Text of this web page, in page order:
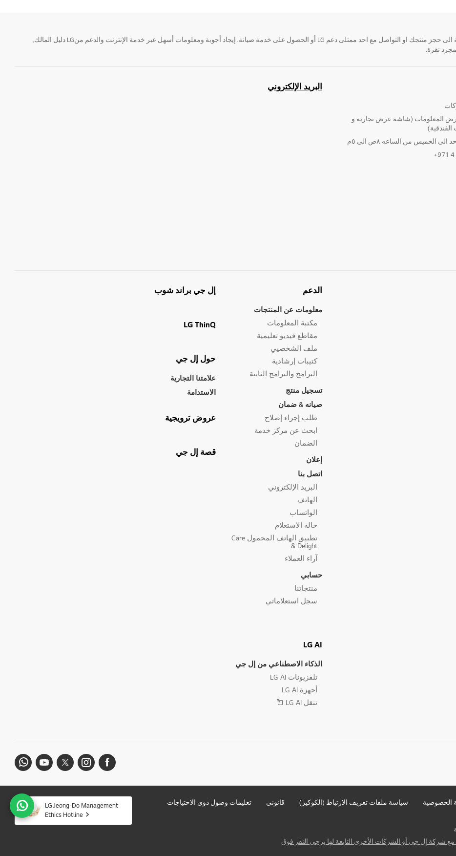
تحتاج معلومة؟ او لديك سؤال ؟ يمكننا المساعدة. سواء كنت فى حاجة الى حجز منتجك او التواصل مع احد ممثلى دعم LG أو الحصول على خدمة صيانة. إيجاد أجوبة ومعلومات أسهل عبر خدمة الإنترنت والدعم منLG دليل المالك,
نقرة.
المعلومات (شاشة عرض تجاريه و
الفندقية)
الى الخميس من الساعه ٨ص الى ٥م
البريد الإلكتروني
الدعم
معلومات عن المنتجات
مكتبة المعلومات
مقاطع فيديو تعليمية
ملف الشخصيي
كتيبات إرشادية
البرامج والبرامج الثابتة
تسجيل منتج
صيانه & ضمان
طلب إجراء إصلاح
ابحث عن مركز خدمة
الضمان
إعلان
اتصل بنا
البريد الإلكتروني
الهاتف
الواتساب
حالة الاستعلام
تطبيق الهاتف المحمول Care
& Delight
آراء العملاء
حسابي
منتجاتنا
سجل استعلاماتي
LG AI
الذكاء الاصطناعي من إل جي
تلفزيونات LG AI
أجهزة LG AI
تنقل LG AI
إل جي براند شوب
LG ThinQ
حول إل جي
علامتنا التجارية
الاستدامة
عروض ترويجية
قصة إل جي
الخصوصية سياسة ملفات تعريف الارتباط (الكوكيز) قانوني
تعليمات وصول ذوي الاحتياجات
شركة إل جي أو الشركات الأخرى التابعة لها يرجى النقر فوق
LG Jeong-Do Management
Ethics Hotline